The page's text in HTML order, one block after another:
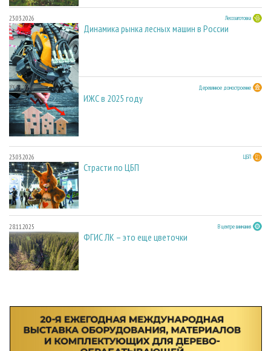
23.03.2026 Лесозаготовка
Динамика рынка лесных машин в России
23.03.2026 Деревянное домостроение
ИЖС в 2025 году
23.03.2026 ЦБП
Страсти по ЦБП
28.11.2025 В центре внимания
ФГИС ЛК – это еще цветочки